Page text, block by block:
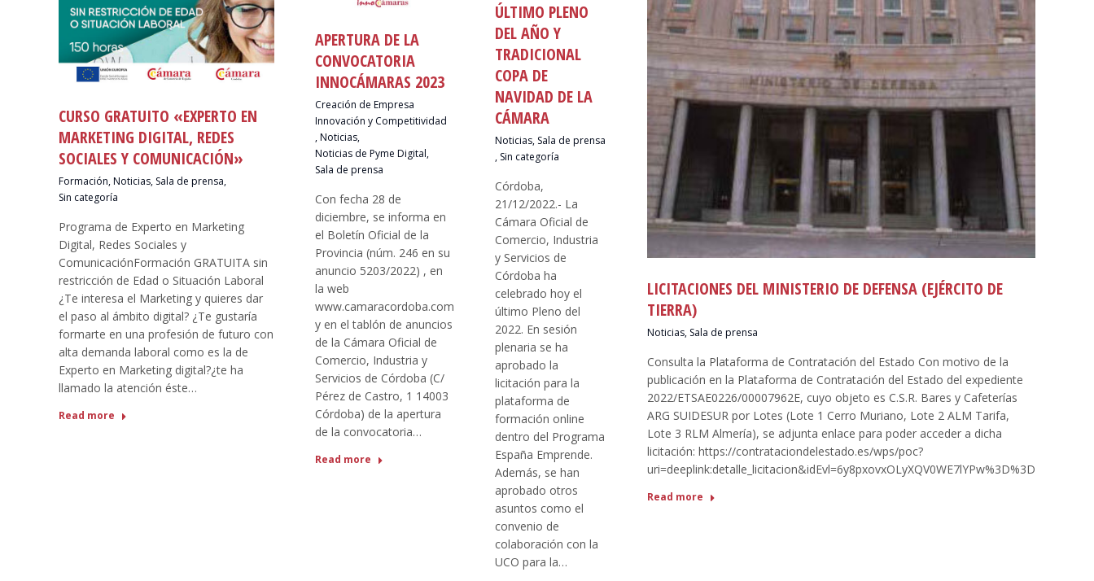
CURSO GRATUITO «EXPERTO EN
MARKETING DIGITAL, REDES
SOCIALES Y COMUNICACIÓN»
Formación,Noticias, Sala de prensa,
Sin categoría
Programa de Experto en Marketing
Digital, Redes Sociales y
ComunicaciónFormación GRATUITA sin
restricción de Edad o Situación Laboral
¿Te interesa el Marketing y quieres dar
el paso al ámbito digital? ¿Te gustaría
formarte en una profesión de futuro con
alta demanda laboral como es la de
Experto en Marketing digital?¿te ha
llamado la atención éste…
Read more
APERTURA DE LA
CONVOCATORIA
INNOCÁMARAS 2023
Creación de Empresa
Innovación y Competitividad
,Noticias,
Noticias de Pyme Digital,
Sala de prensa
Con fecha 28 de
diciembre, se informa en
el Boletín Oficial de la
Provincia (núm. 246 en su
anuncio 5203/2022) , en
la web
www.camaracordoba.com
y en el tablón de anuncios
de la Cámara Oficial de
Comercio, Industria y
Servicios de Córdoba (C/
Pérez de Castro, 1 14003
Córdoba) de la apertura
de la convocatoria…
Read more
ÚLTIMO PLENO
DEL AÑO Y
TRADICIONAL
COPA DE
NAVIDAD DE LA
CÁMARA
Noticias, Sala de prensa
, Sin categoría
Córdoba,
21/12/2022.- La
Cámara Oficial de
Comercio, Industria
y Servicios de
Córdoba ha
celebrado hoy el
último Pleno del
2022. En sesión
plenaria se ha
aprobado la
licitación para la
plataforma de
formación online
dentro del Programa
España Emprende.
Además, se han
aprobado otros
asuntos como el
convenio de
colaboración con la
UCO para la…
LICITACIONES DEL MINISTERIO DE DEFENSA (EJÉRCITO DE
TIERRA)
Noticias, Sala de prensa
Consulta la Plataforma de Contratación del Estado Con motivo de la
publicación en la Plataforma de Contratación del Estado del expediente
2022/ETSAE0226/00007962E, cuyo objeto es C.S.R. Bares y Cafeterías
ARG SUIDESUR por Lotes (Lote 1 Cerro Muriano, Lote 2 ALM Tarifa,
Lote 3 RLM Almería), se adjunta enlace para poder acceder a dicha
licitación: https://contrataciondelestado.es/wps/poc?
uri=deeplink:detalle_licitacion&idEvl=6y8pxovxOLyXQV0WE7lYPw%3D%3D
Read more